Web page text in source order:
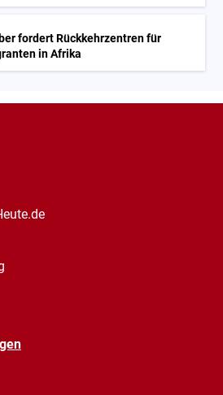
fordert Rückkehrzentren für
in Afrika